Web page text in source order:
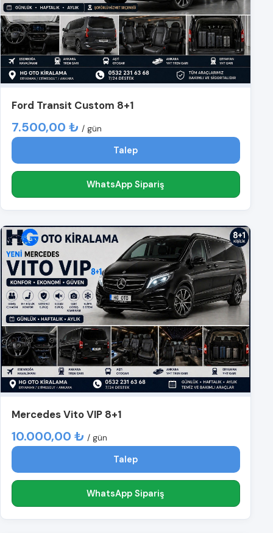
Ford Transit Custom 8+1
7.500,00 ₺ / gün
Talep
WhatsApp Sipariş
Mercedes Vito VIP 8+1
10.000,00 ₺ / gün
Talep
WhatsApp Sipariş